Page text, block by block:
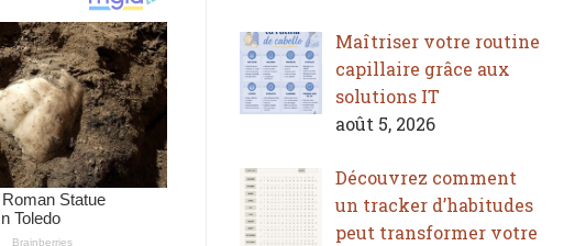
Maîtriser votre routine
capillaire grâce aux
solutions IT
août 5, 2026
Découvrez comment
un tracker d’habitudes
peut transformer votre